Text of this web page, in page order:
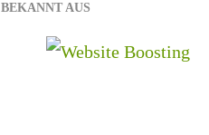
BEKANNT AUS